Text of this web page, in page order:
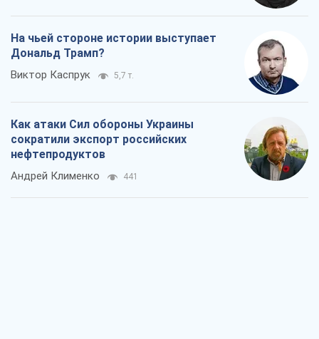
На чьей стороне истории выступает
Дональд Трамп?
Виктор Каспрук 5,7 т.
Как атаки Сил обороны Украины
сократили экспорт российских
нефтепродуктов
Андрей Клименко 441